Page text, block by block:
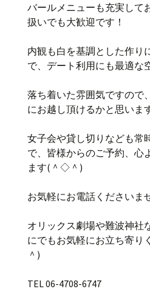
バールメニューも充実して
扱いでも大歓迎です！
内観も白を基調とした作り
で、デート利用にも最適な
落ち着いた雰囲気ですので
にお越し頂けるかと思いま
女子会や貸し切りなども常
で、皆様からのご予約、心
ます(＾◇＾)
お気軽にお電話くださいま
オリックス劇場や難波神社
にでもお気軽にお立ち寄
＾)
TEL 06-4708-6747